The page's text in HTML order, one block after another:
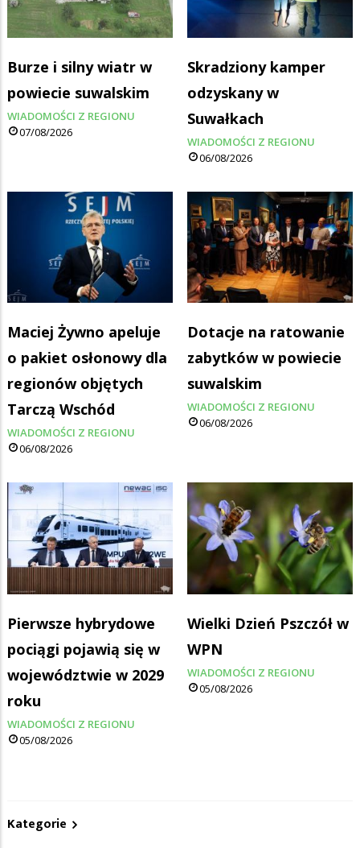
Burze i silny wiatr w
powiecie suwalskim
WIADOMOŚCI Z REGIONU
07/08/2026
Skradziony kamper
odzyskany w
Suwałkach
WIADOMOŚCI Z REGIONU
06/08/2026
Maciej Żywno apeluje
o pakiet osłonowy dla
regionów objętych
Tarczą Wschód
WIADOMOŚCI Z REGIONU
06/08/2026
Dotacje na ratowanie
zabytków w powiecie
suwalskim
WIADOMOŚCI Z REGIONU
06/08/2026
Pierwsze hybrydowe
pociągi pojawią się w
województwie w 2029
roku
WIADOMOŚCI Z REGIONU
05/08/2026
Wielki Dzień Pszczół w
WPN
WIADOMOŚCI Z REGIONU
05/08/2026
Kategorie